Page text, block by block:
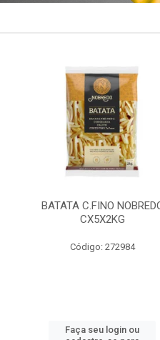
BATATA C.FINO
CX5X2KG
Código: 272984
Faça seu login ou